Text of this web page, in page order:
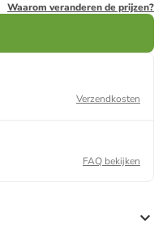
Waarom veranderen de prijzen?
Verzendkosten
FAQ bekijken